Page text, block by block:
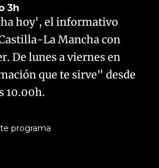
3h
hoy', el informativo
La Mancha con
De lunes a viernes en
que te sirve" desde
10.00h.
programa